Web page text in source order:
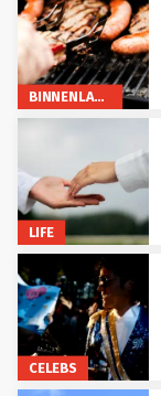
BINNENLAND
LIFE
CELEBS